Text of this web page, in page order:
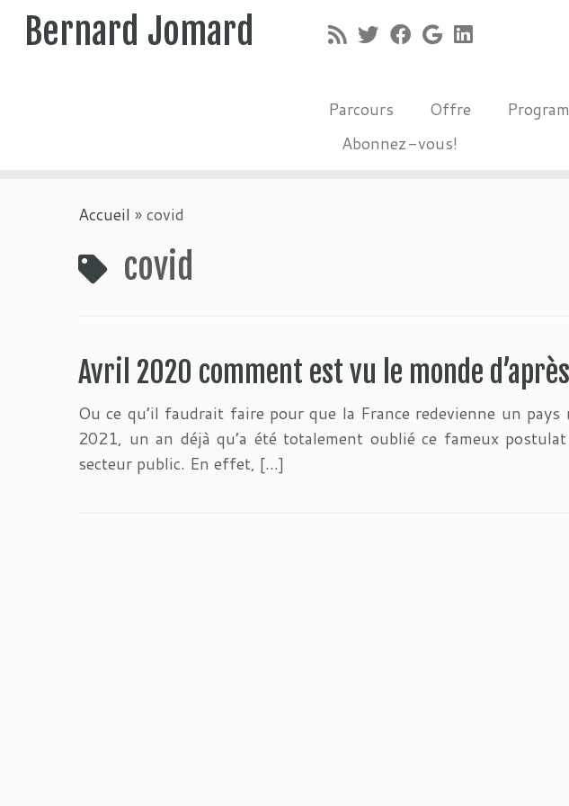
Bernard Jomard
Parcours Offre
Abonnez-vous!
Accueil »covid
covid
Avril 2020 comment est vu le monde
Ou ce qu’il faudrait faire pour que la France redevienne un
2021, un an déjà qu’a été totalement oublié ce fameux
secteur public. En effet, […]